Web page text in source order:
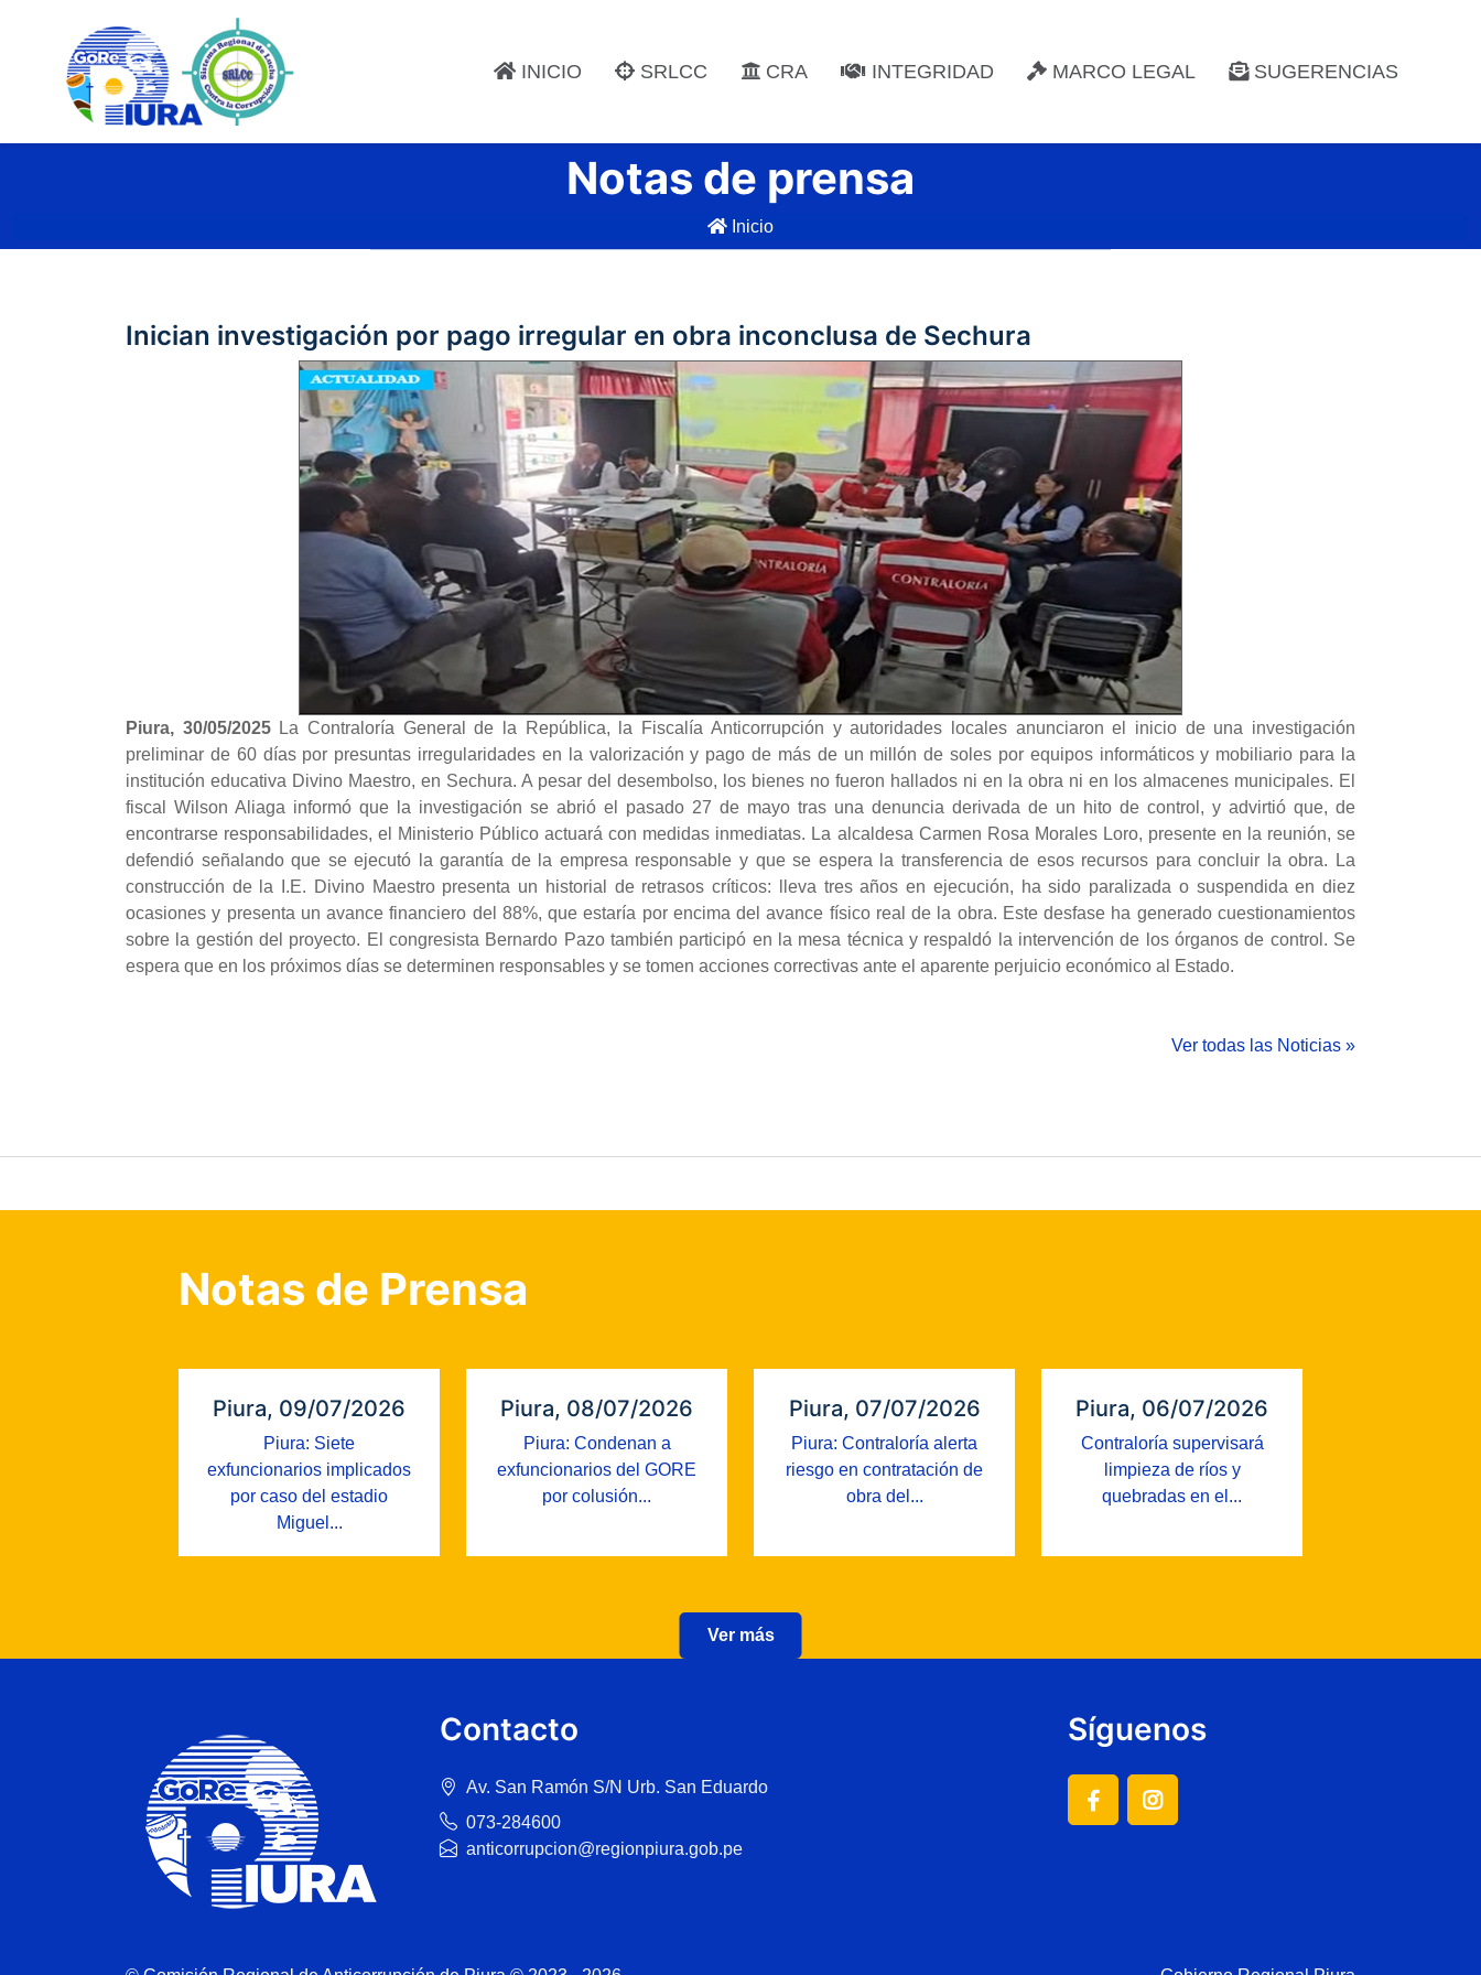
INICIO SRLCC CRA INTEGRIDAD MARCO LEGAL SUGERENCIAS
Notas de prensa
Inicio
Inician investigación por pago irregular en obra inconclusa de Sechura
Piura, 30/05/2025 La Contraloría General de la República, la Fiscalía Anticorrupción y autoridades locales anunciaron el inicio de una investigación
preliminar de 60 días por presuntas irregularidades en la valorización y pago de más de un millón de soles por equipos informáticos y mobiliario para la
institución educativa Divino Maestro, en Sechura. A pesar del desembolso, los bienes no fueron hallados ni en la obra ni en los almacenes municipales. El
fiscal Wilson Aliaga informó que la investigación se abrió el pasado 27 de mayo tras una denuncia derivada de un hito de control, y advirtió que, de
encontrarse responsabilidades, el Ministerio Público actuará con medidas inmediatas. La alcaldesa Carmen Rosa Morales Loro, presente en la reunión, se
defendió señalando que se ejecutó la garantía de la empresa responsable y que se espera la transferencia de esos recursos para concluir la obra. La
construcción de la I.E. Divino Maestro presenta un historial de retrasos críticos: lleva tres años en ejecución, ha sido paralizada o suspendida en diez
ocasiones y presenta un avance financiero del 88%, que estaría por encima del avance físico real de la obra. Este desfase ha generado cuestionamientos
sobre la gestión del proyecto. El congresista Bernardo Pazo también participó en la mesa técnica y respaldó la intervención de los órganos de control. Se
espera que en los próximos días se determinen responsables y se tomen acciones correctivas ante el aparente perjuicio económico al Estado.
Ver todas las Noticias »
Notas de Prensa
Piura, 09/07/2026
Piura: Siete
exfuncionarios implicados
por caso del estadio
Miguel...
Piura, 08/07/2026
Piura: Condenan a
exfuncionarios del GORE
por colusión...
Piura, 07/07/2026
Piura: Contraloría alerta
riesgo en contratación de
obra del...
Piura, 06/07/2026
Contraloría supervisará
limpieza de ríos y
quebradas en el...
Ver más
Contacto
Av. San Ramón S/N Urb. San Eduardo
073-284600
anticorrupcion@regionpiura.gob.pe
Síguenos